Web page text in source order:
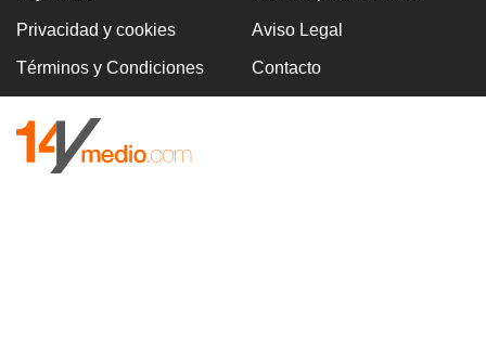
Privacidad y cookies Aviso Legal
Términos y Condiciones Contacto